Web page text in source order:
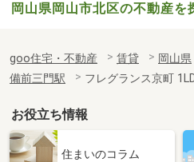
岡山県岡山市北区の不動産を
goo住宅・不動産 賃貸 岡山県
備前三門駅
フレグランス京町
お役立ち情報
住まいのコラム